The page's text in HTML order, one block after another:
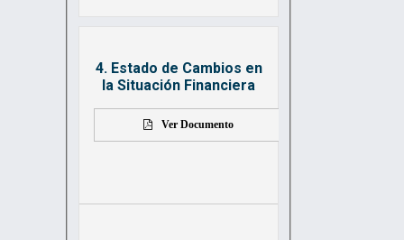
4. Estado de Cambios en
la Situación Financiera
Ver Documento